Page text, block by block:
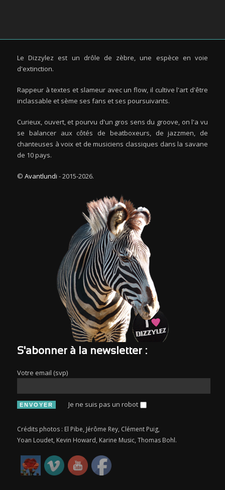
Le Dizzylez est un drôle de zèbre, une espèce en voie
d'extinction.
Rappeur à textes et slameur avec un flow, il cultive l'art d'être
inclassable et sème ses fans et ses poursuivants.
Curieux, ouvert, et pourvu d'un gros sens du groove, on l'a vu
se balancer aux côtés de beatboxeurs, de jazzmen, de
chanteuses à voix et de musiciens classiques dans la savane
de 10 pays.
© Avantlundi - 2015-2026.
S'abonner à la newsletter :
Votre email (svp)
Je ne suis pas un robot
Crédits photos : El Pibe, Jérôme Rey, Clément Puig,
Yoan Loudet, Kevin Howard, Karine Music, Thomas Bohl.